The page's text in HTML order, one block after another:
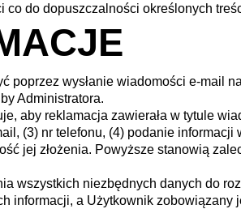
co do dopuszczalności określonych
poprzez wysłanie wiadomości e-mail
Administratora.
aby reklamacja zawierała w tytule
(3) nr telefonu, (4) podanie
jej złożenia. Powyższe stanowią
wszystkich niezbędnych danych do
informacji, a Użytkownik